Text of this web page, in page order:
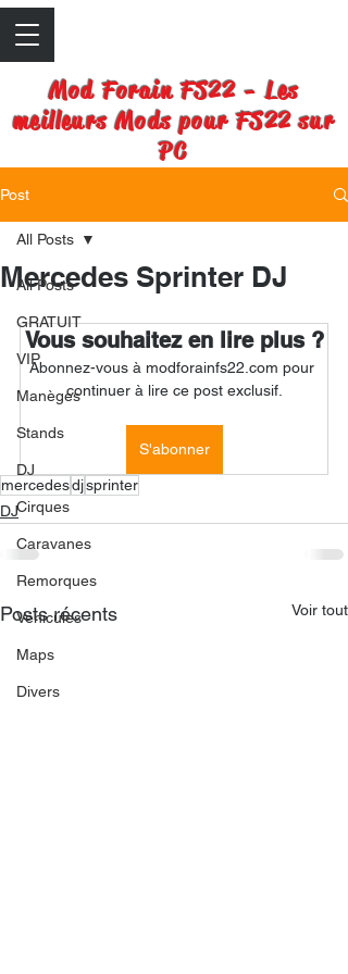
Mod Forain FS22 - Les
meilleurs Mods pour FS22 sur
PC
Post
All Posts
GRATUIT
VIP
Manèges
Stands
DJ
Cirques
Caravanes
Remorques
Véhicules
Maps
Divers
All Posts
Mercedes Sprinter DJ
Vous souhaitez en lire plus ?
Abonnez-vous à modforainfs22.com pour
continuer à lire ce post exclusif.
S'abonner
mercedesdjsprinter
DJ
Posts récents Voir tout